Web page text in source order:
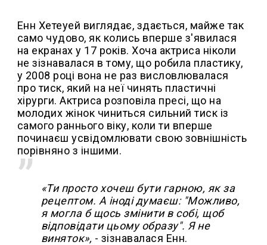
Енн Хетеуей виглядає, здається, майже так
само чудово, як колись вперше з'явилася
на екранах у 17 років. Хоча актриса ніколи
не зізнавалася в тому, що робила пластику,
у 2008 році вона не раз висловлювалася
про тиск, який на неї чинять пластичні
хірурги. Актриса розповіла пресі, що на
молодих жінок чиниться сильний тиск із
самого раннього віку, коли ти вперше
починаєш усвідомлювати свою зовнішність
порівняно з іншими.
«Ти просто хочеш бути гарною, як за
рецептом. А іноді думаєш: "Можливо,
я могла б щось змінити в собі, щоб
відповідати цьому образу". Я не
виняток», - зізнавалася Енн.